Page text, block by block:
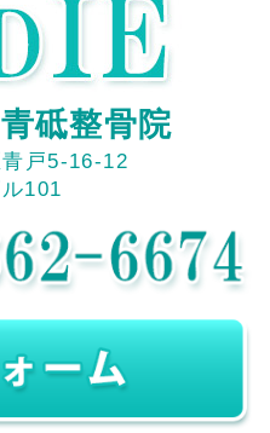
砥整骨院
戸5-16-12
101